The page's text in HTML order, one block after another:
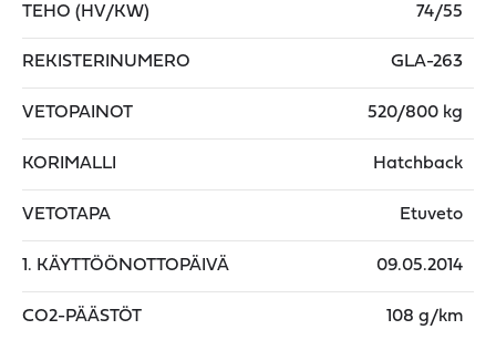
TEHO (HV/KW) 74/55
REKISTERINUMERO GLA-263
VETOPAINOT 520/800 kg
KORIMALLI Hatchback
VETOTAPA Etuveto
1. KÄYTTÖÖNOTTOPÄIVÄ 09.05.2014
CO2-PÄÄSTÖT 108 g/km